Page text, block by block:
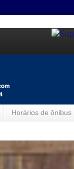
Horários de ônibus